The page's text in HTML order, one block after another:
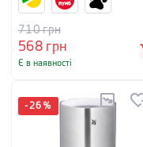
568грн
710грн
Є в наявності
-26 %